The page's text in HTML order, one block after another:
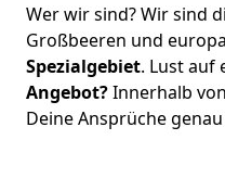
Wer wir sind? Wir sind
Großbeeren und
Spezialgebiet. Lust auf
Angebot?Innerhalb
Deine Ansprüche